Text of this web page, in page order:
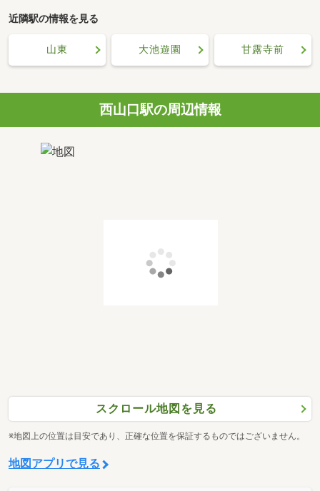
近隣駅の情報を見る
山東 大池遊園 甘露寺前
西山口駅の周辺情報
スクロール地図を見る
※地図上の位置は目安であり、正確な位置を保証するものではございません。
地図アプリで見る